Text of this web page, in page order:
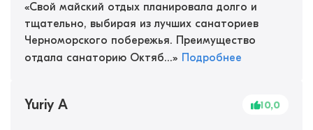
«Свой майский отдых планировала долго и
тщательно, выбирая из лучших санаториев
Черноморского побережья. Преимущество
отдала санаторию Октяб...» Подробнее
Yuriy A 10,0